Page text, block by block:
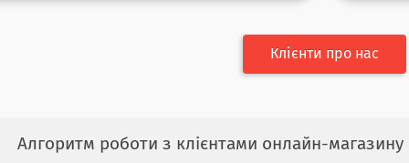
Клієнти про нас
Алгоритм роботи з клієнтами онлайн-